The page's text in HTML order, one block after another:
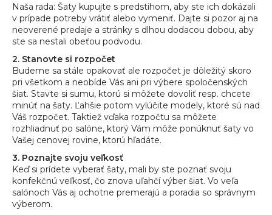
Naša rada: Šaty kupujte s predstihom, aby ste ich dokázali
v prípade potreby vrátiť alebo vymeniť. Dajte si pozor aj na
neoverené predaje a stránky s dlhou dodacou dobou, aby
ste sa nestali obeťou podvodu.
2. Stanovte si rozpočet
Budeme sa stále opakovať ale rozpočet je dôležitý skoro
pri všetkom a neobíde Vás ani pri výbere spoločenských
šiat. Stavte si sumu, ktorú si môžete dovoliť resp. chcete
minúť na šaty. Ľahšie potom vylúčite modely, ktoré sú nad
Váš rozpočet. Taktiež vďaka rozpočtu sa môžete
rozhliadnuť po salóne, ktorý Vám môže ponúknuť šaty vo
Vašej cenovej rovine, ktorú hľadáte.
3. Poznajte svoju veľkosť
Keď si prídete vyberať šaty, mali by ste poznať svoju
konfekčnú veľkosť, čo znova uľahčí výber šiat. Vo veľa
salónoch Vás aj ochotne premerajú a poradia so správnym
výberom.
O
d
p
o
r
ú
č
a
m
e
SVADOBNÉ
ŠATY
MODEL
JERI